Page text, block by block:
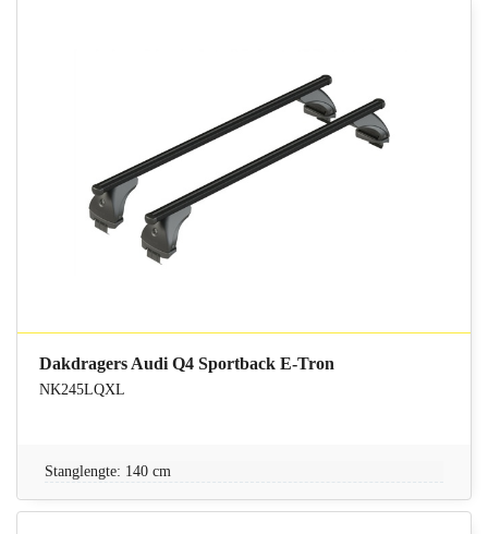
Dakdragers Audi Q4 Sportback E-Tron
NK245LQXL
Stanglengte: 140 cm